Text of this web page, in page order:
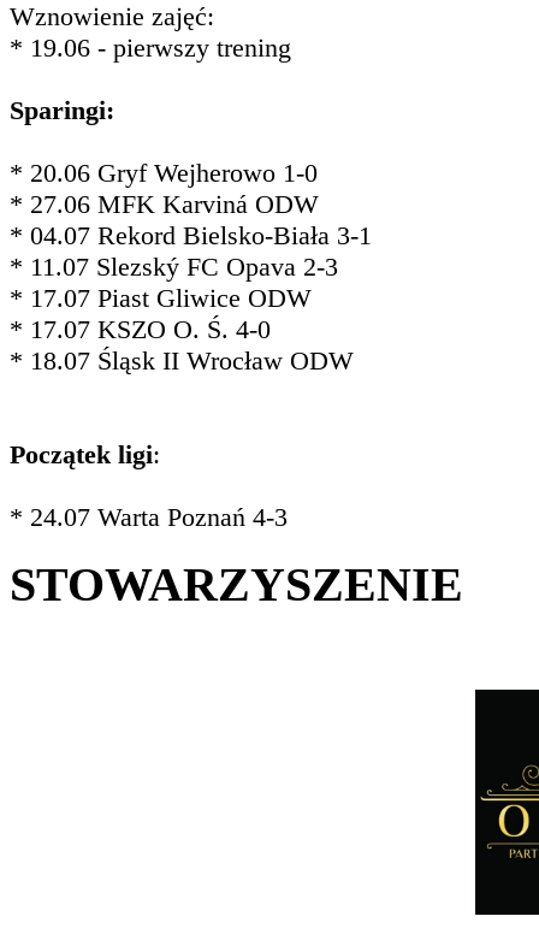
Wznowienie zajęć:
* 19.06 - pierwszy trening
Sparingi:
* 20.06 Gryf Wejherowo 1-0
* 27.06 MFK Karviná ODW
* 04.07 Rekord Bielsko-Biała 3-1
* 11.07 Slezský FC Opava 2-3
* 17.07 Piast Gliwice ODW
* 17.07 KSZO O. Ś. 4-0
* 18.07 Śląsk II Wrocław ODW
Początek ligi:
* 24.07 Warta Poznań 4-3
STOWARZYSZENIE